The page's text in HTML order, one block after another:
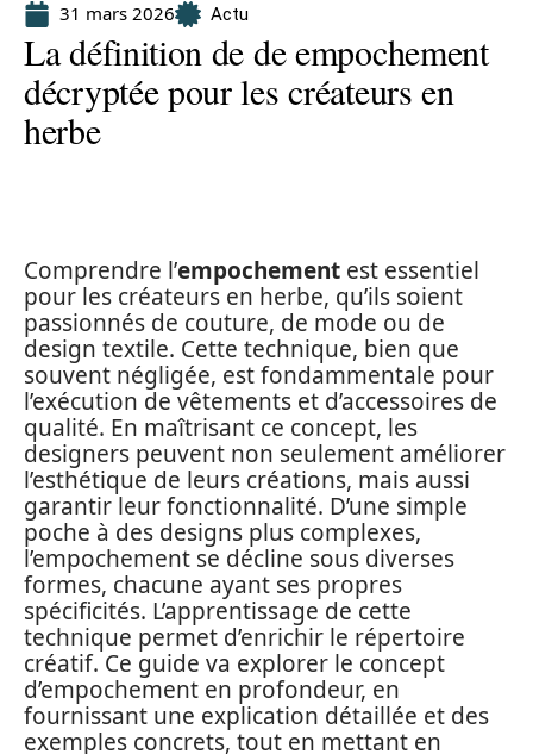
31 mars 2026 Actu
La définition de de empochement
décryptée pour les créateurs en
herbe
Comprendre l’empochement est essentiel
pour les créateurs en herbe, qu’ils soient
passionnés de couture, de mode ou de
design textile. Cette technique, bien que
souvent négligée, est fondammentale pour
l’exécution de vêtements et d’accessoires de
qualité. En maîtrisant ce concept, les
designers peuvent non seulement améliorer
l’esthétique de leurs créations, mais aussi
garantir leur fonctionnalité. D’une simple
poche à des designs plus complexes,
l’empochement se décline sous diverses
formes, chacune ayant ses propres
spécificités. L’apprentissage de cette
technique permet d’enrichir le répertoire
créatif. Ce guide va explorer le concept
d’empochement en profondeur, en
fournissant une explication détaillée et des
exemples concrets, tout en mettant en